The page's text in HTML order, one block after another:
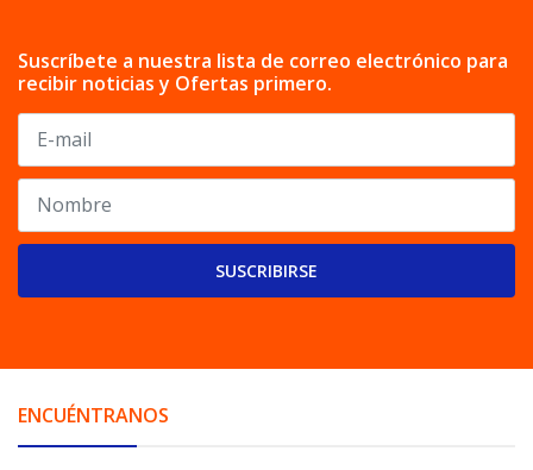
Suscríbete a nuestra lista de correo electrónico para
recibir noticias y Ofertas primero.
SUSCRIBIRSE
ENCUÉNTRANOS